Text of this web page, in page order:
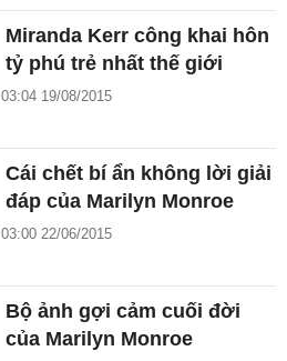
Miranda Kerr công khai hôn
tỷ phú trẻ nhất thế giới
03:04 19/08/2015
Cái chết bí ẩn không lời giải
đáp của Marilyn Monroe
03:00 22/06/2015
Bộ ảnh gợi cảm cuối đời
của Marilyn Monroe